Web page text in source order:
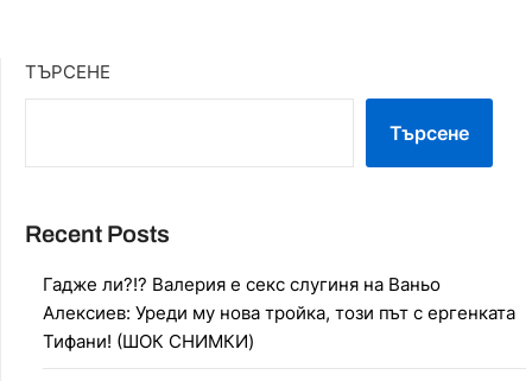
ТЪРСЕНЕ
Търсене
Recent Posts
Гадже ли?!? Валерия е секс слугиня на Ваньо
Алексиев: Уреди му нова тройка, този път с ергенката
Тифани! (ШОК СНИМКИ)